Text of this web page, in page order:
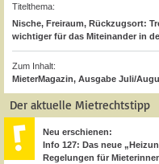
Titelthema:
Nische, Freiraum, Rückzugsort:
wichtiger für das Miteinander in
Zum Inhalt:
MieterMagazin, Ausgabe Juli/
Der aktuelle Mietrechtstipp
Neu erschienen:
Info 127: Das neue
Regelungen für